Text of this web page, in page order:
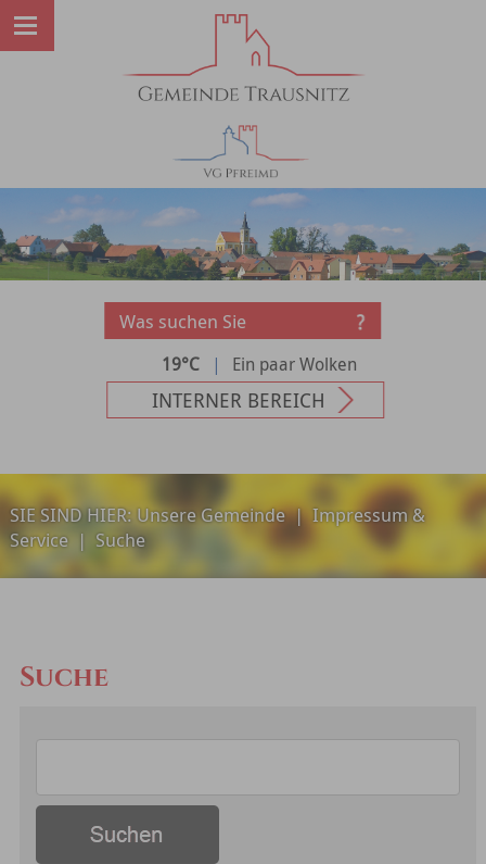
19°C | Ein paar Wolken
INTERNER BEREICH
SIE SIND HIER:Unsere Gemeinde|Impressum &
Service | Suche
Suche